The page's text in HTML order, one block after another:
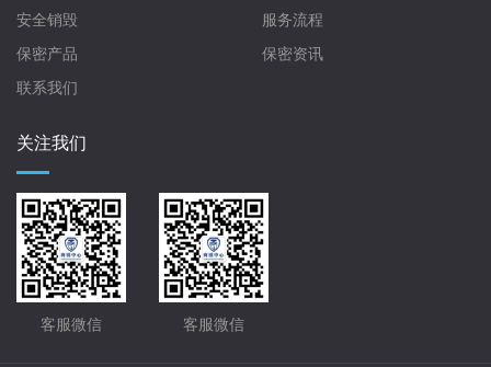
安全销毁
服务流程
保密产品
保密资讯
联系我们
关注我们
客服微信 客服微信